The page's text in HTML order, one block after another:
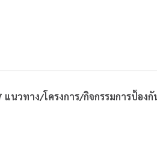
แนวทาง/โครงการ/กิจกรรมการป้อง